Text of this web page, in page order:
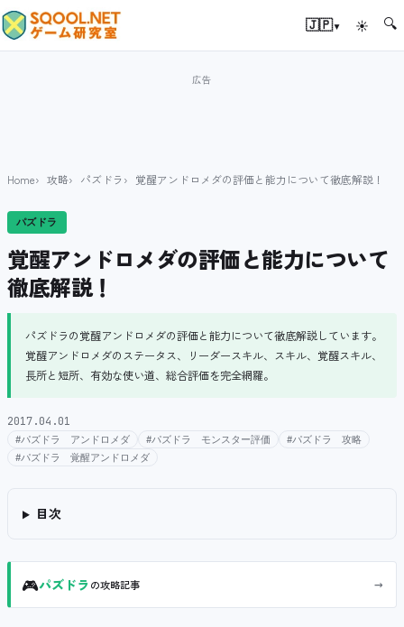
🇯🇵▾ ☀ 🔍
Home 攻略 パズドラ 覚醒アンドロメダの評価と能力について徹底解説！
パズドラ
覚醒アンドロメダの評価と能力について
徹底解説！
パズドラの覚醒アンドロメダの評価と能力について徹底解説しています。
覚醒アンドロメダのステータス、リーダースキル、スキル、覚醒スキル、
長所と短所、有効な使い道、総合評価を完全網羅。
2017.04.01
#パズドラ アンドロメダ #パズドラ モンスター評価
#パズドラ 攻略
#パズドラ 覚醒アンドロメダ
目次
🎮パズドラの攻略記事 →